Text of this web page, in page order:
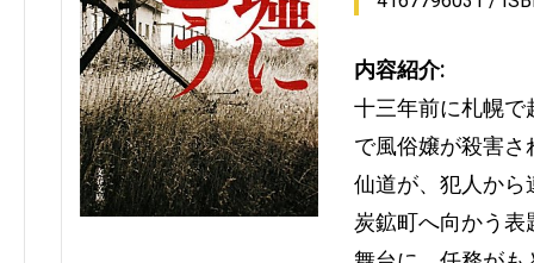
内容紹介:
十三年前に札幌で
で風俗嬢が殺害
仙道が、犯人から
炭鉱町へ向かう